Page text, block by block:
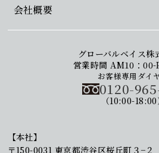
会社概要
グローバルベイス
営業時間 AM10：
お客様専用ダイ
0120-
（10:00-18:00
【本社】
〒150-0031 東京都渋谷区桜丘町３−２